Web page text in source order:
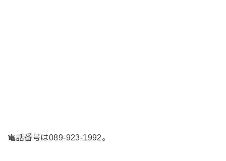
電話番号は089-923-1992。